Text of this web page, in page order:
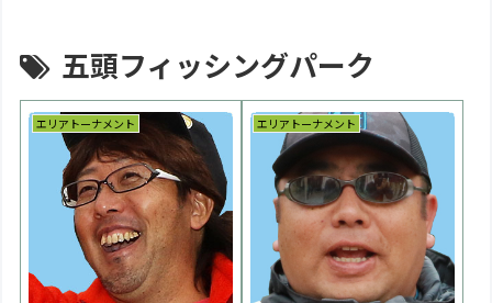
五頭フィッシングパーク
エリアトーナメント エリアトーナメント